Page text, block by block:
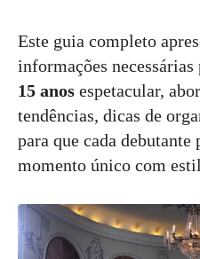
Este guia completo
informações
15 anos espetacular,
tendências, dicas de
para que cada debutante
momento único com